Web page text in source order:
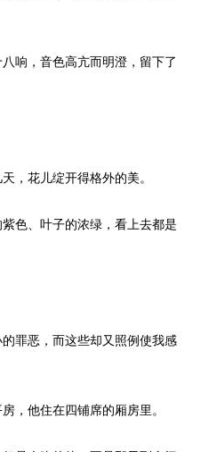
响，音色高亢而明澄，留下了
，花儿绽开得格外的美。
色、叶子的浓绿，看上去都是
罪恶，而这些却又照例使我感
，他住在四铺席的厢房里。